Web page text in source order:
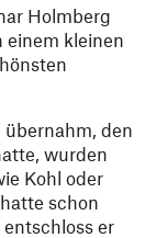
Holmberg
einem kleinen
den
wurden
Kohl oder
schon
er